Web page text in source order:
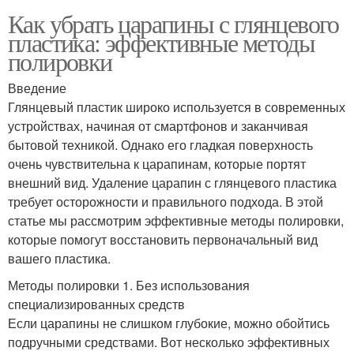
Как убрать царапины с глянцевого
пластика: эффективные методы
полировки
Введение
Глянцевый пластик широко используется в современных
устройствах, начиная от смартфонов и заканчивая
бытовой техникой. Однако его гладкая поверхность
очень чувствительна к царапинам, которые портят
внешний вид. Удаление царапин с глянцевого пластика
требует осторожности и правильного подхода. В этой
статье мы рассмотрим эффективные методы полировки,
которые помогут восстановить первоначальный вид
вашего пластика.
Методы полировки 1. Без использования
специализированных средств
Если царапины не слишком глубокие, можно обойтись
подручными средствами. Вот несколько эффективных